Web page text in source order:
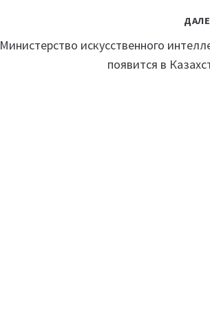
Министерство искусственного
появится в